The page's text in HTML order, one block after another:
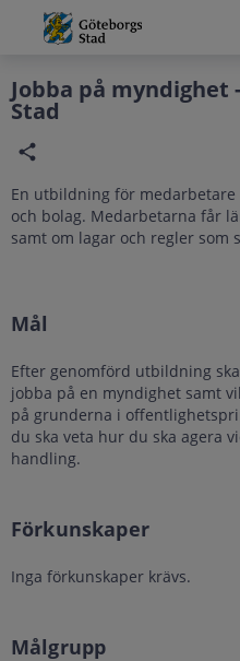
Grade
Portal
Jobba på myndighet
Stad
En utbildning för
och bolag. Medarbetarna får
samt om lagar och regler som
Mål
Efter genomförd utbildning
jobba på en myndighet samt
på grunderna i
du ska veta hur du ska agera
handling.
Förkunskaper
Inga förkunskaper krävs.
Målgrupp